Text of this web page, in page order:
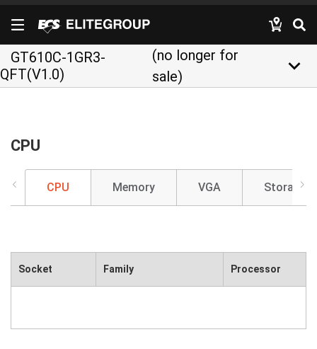
GT610C-1GR3-
QFT(V1.0)
(no longer for
sale)
keyboard_arrow_down
CPU
CPU Memory VGA Storage
Socket Family Processor